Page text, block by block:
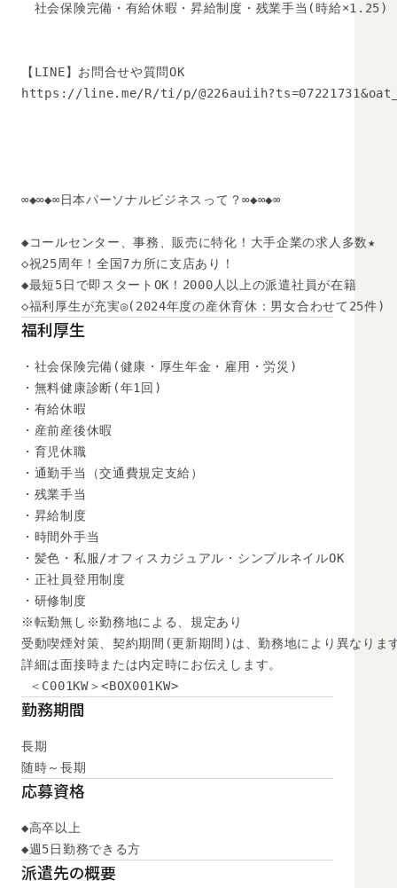
社会保険完備・有給休暇・昇給制度・残業手当(時給×1.25)
【LINE】お問合せや質問OK
https://line.me/R/ti/p/
∞◆∞◆∞日本パーソナルビジネスって？∞◆∞◆∞
◆コールセンター、事務、販売に特化！大手企業の求人多数★
◇祝25周年！全国7カ所に支店あり！
◆最短5日で即スタートOK！2000人以上の派遣社員が在籍
◇福利厚生が充実◎(2024年度の産休育休：男女合わせて25件)
福利厚生
・社会保険完備(健康・厚生年金・雇用・労災)
・無料健康診断(年1回)
・有給休暇
・産前産後休暇
・育児休職
・通勤手当（交通費規定支給）
・残業手当
・昇給制度
・時間外手当
・髪色・私服/オフィスカジュアル・シンプルネイルOK
・正社員登用制度
・研修制度
※転勤無し※勤務地による、規定あり
受動喫煙対策、契約期間(更新期間)は、勤務地により異なりま
詳細は面接時または内定時にお伝えします。
＜C001KW＞<BOX001KW>
勤務期間
長期
随時～長期
応募資格
◆高卒以上
◆週5日勤務できる方
派遣先の概要